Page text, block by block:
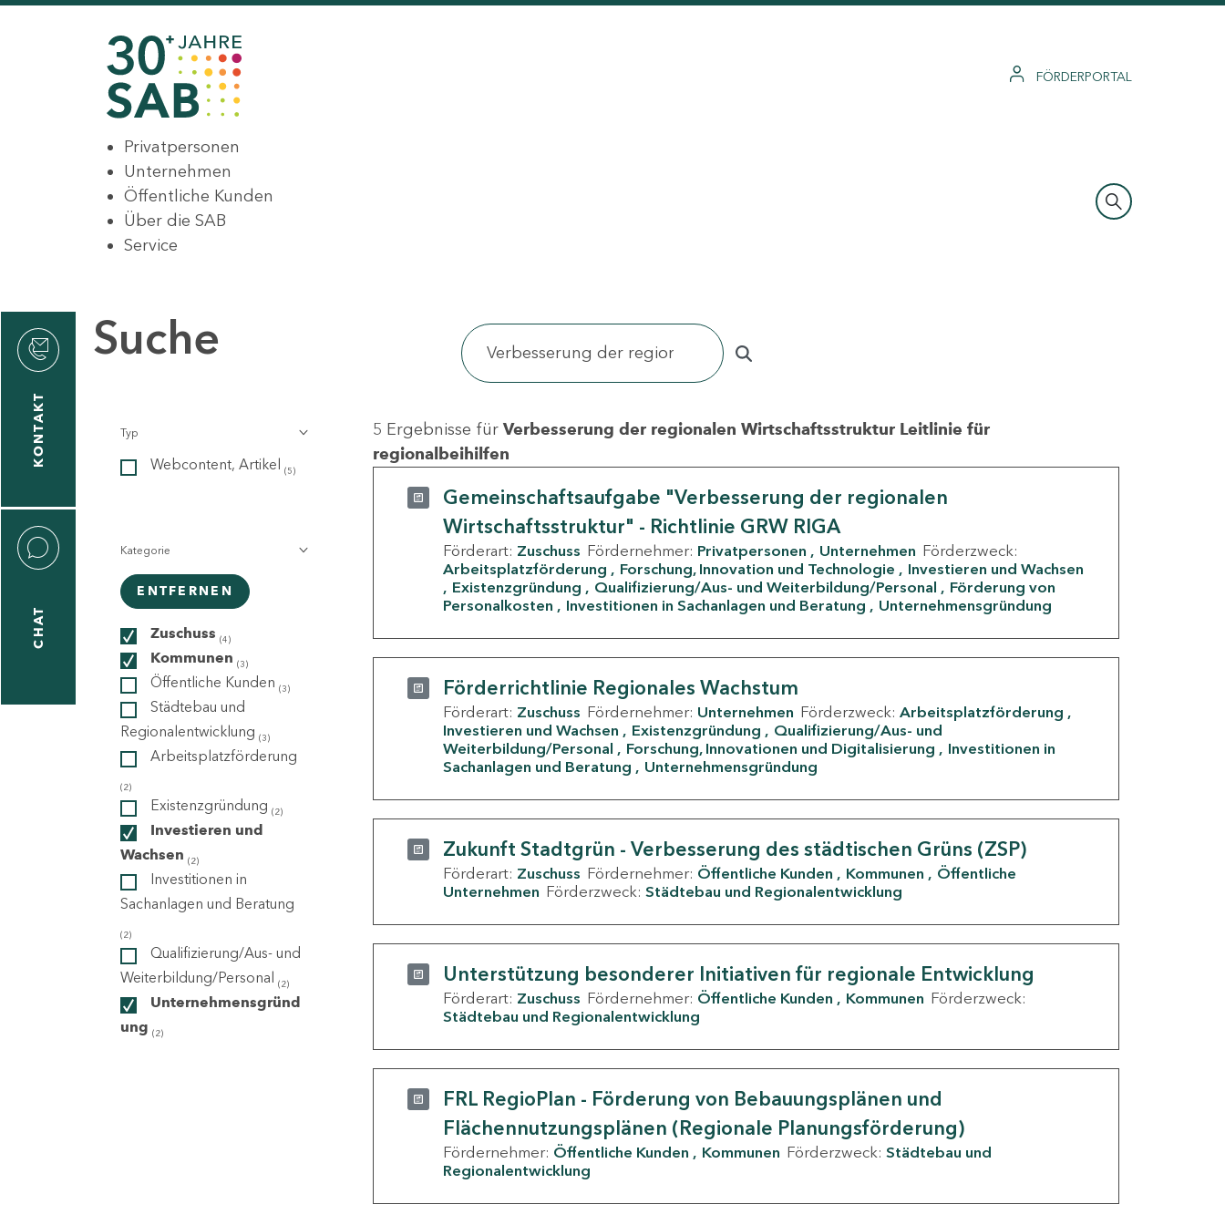
FÖRDERPORTAL
Privatpersonen
Unternehmen
Öffentliche Kunden
Über die SAB
Service
KONTAKT
CHAT
Suche
Typ
Webcontent, Artikel (5)
Kategorie
ENTFERNEN
Zuschuss (4)
Kommunen (3)
Öffentliche Kunden (3)
Städtebau und
Regionalentwicklung (3)
Arbeitsplatzförderung
(2)
Existenzgründung (2)
Investieren und
Wachsen (2)
Investitionen in
Sachanlagen und Beratung
(2)
Qualifizierung/Aus- und
Weiterbildung/Personal (2)
Unternehmensgründ
ung (2)
5 Ergebnisse für Verbesserung der regionalen Wirtschaftsstruktur Leitlinie für
regionalbeihilfen
Gemeinschaftsaufgabe "Verbesserung der regionalen
Wirtschaftsstruktur" - Richtlinie GRW RIGA
Förderart: Zuschuss Fördernehmer: Privatpersonen Unternehmen Förderzweck:
Arbeitsplatzförderung
Forschung, Innovation und Technologie
Investieren und Wachsen
Existenzgründung
Qualifizierung/Aus- und Weiterbildung/Personal
Förderung von
Personalkosten
Investitionen in Sachanlagen und Beratung Unternehmensgründung
Förderrichtlinie Regionales Wachstum
Förderart: Zuschuss Fördernehmer: Unternehmen Förderzweck: Arbeitsplatzförderung
Investieren und Wachsen
Existenzgründung
Qualifizierung/Aus- und
Weiterbildung/Personal
Forschung, Innovationen und Digitalisierung
Investitionen in
Sachanlagen und Beratung
Unternehmensgründung
Zukunft Stadtgrün - Verbesserung des städtischen Grüns (ZSP)
Förderart: Zuschuss Fördernehmer: Öffentliche Kunden Kommunen
Öffentliche
Unternehmen Förderzweck: Städtebau und Regionalentwicklung
Unterstützung besonderer Initiativen für regionale Entwicklung
Förderart: Zuschuss Fördernehmer: Öffentliche Kunden Kommunen Förderzweck:
Städtebau und Regionalentwicklung
FRL RegioPlan - Förderung von Bebauungsplänen und
Flächennutzungsplänen (Regionale Planungsförderung)
Fördernehmer: Öffentliche Kunden Kommunen Förderzweck: Städtebau und
Regionalentwicklung